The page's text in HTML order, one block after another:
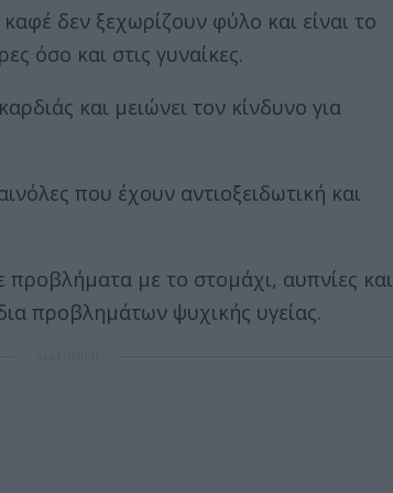
καφέ δεν ξεχωρίζουν φύλο και είναι το
όσο και στις γυναίκες.
και μειώνει τον κίνδυνο για
που έχουν αντιοξειδωτική και
με το στομάχι, αυπνίες και
προβλημάτων ψυχικής υγείας.